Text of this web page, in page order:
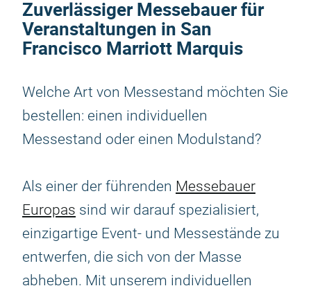
Zuverlässiger Messebauer für
Veranstaltungen in San
Francisco Marriott Marquis
Welche Art von Messestand möchten Sie
bestellen: einen individuellen
Messestand oder einen Modulstand?
Als einer der führenden Messebauer
Europas sind wir darauf spezialisiert,
einzigartige Event- und Messestände zu
entwerfen, die sich von der Masse
abheben. Mit unserem individuellen